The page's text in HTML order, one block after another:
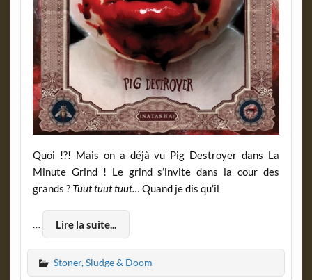
Quoi !?! Mais on a déjà vu Pig Destroyer dans La
Minute Grind ! Le grind s’invite dans la cour des
grands ? Tuut tuut tuut… Quand je dis qu’il
… Lire la suite...
Stoner, Sludge & Doom